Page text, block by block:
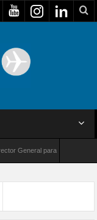
para América Latina